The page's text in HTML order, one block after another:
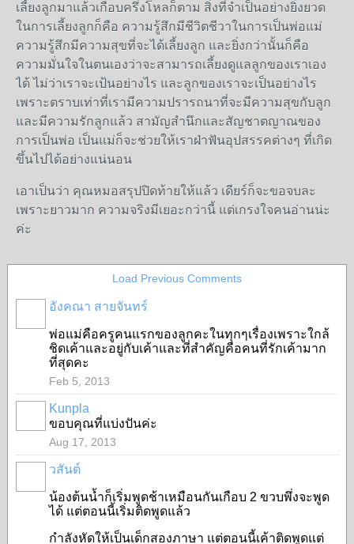
เลี้ยงลูกมาแล้วเกือบครึ่งโหลก็ตาม สิ่งที่จำเป็นอย่างยิ่งยวด
ในการเลี้ยงลูกก็คือ ความรู้สึกมีชีวิตชีวาในการเป็นพ่อแม่
ความรู้สึกมีความสุขที่จะได้เลี้ยงลูก และยิ่งกว่านั้นก็คือ
ความมั่นใจในตนเองว่าจะสามารถเลี้ยงดูแลลูกของเราเอง
ได้ ไม่ว่าเราจะเป้นอย่างไร และลูกของเราจะเป็นอย่างไร
เพราะตราบเท่าที่เรามีความปรารถนาที่จะมีความสุขกับลูก
และมีความรักลูกแล้ว สามัญสำนึกและสัญชาตญาณของ
การเป็นพ่อ เป็นแม่ก็จะช่วยให้เราฝ่าฟันอุปสรรคต่างๆ ที่เกิด
ขึ้นไปได้อย่างแน่นอน
เอาเป็นว่า คุณหมอสรุปปิดท้ายให้แล้ว เดียร์ก็จะขอจบละ
เพราะยาวมาก ความจริงมีเยอะกว่านี้ แต่เกรงใจคนอ่านน่ะ
ค่ะ
Load Previous Comments
อังคณา สายจันทร์
พ่อแม่คือครูคนแรกของลูกคะในทุกๆเรื่องเพราะใกล้
ชิดเค้าและอยู่กับเค้าและที่สำคัญคือคนที่รักเค้ามาก
ที่สุดคะ
Feb 5, 2013
Kunpla
ขอบคุณที่แบ่งปันค่ะ
Aug 17, 2013
วสันต์
น้องต้นน้ำก็เริ่มพูดช้าเหมือนกันเกือบ 2 ขวบพึ่งจะพูด
ได้ แต่ตอนนี้เริ่มติดพูดแล้ว
กำลังหัดให้เป็นเด็กสองภาษา แต่ตอนนี้เค้าติดพูดแต่